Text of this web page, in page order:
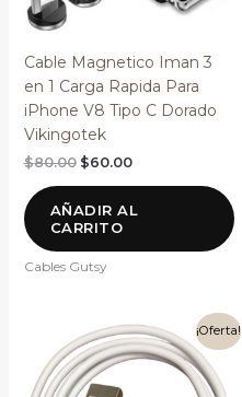
Cable Magnetico Iman 3
en 1 Carga Rapida Para
iPhone V8 Tipo C Dorado
Vikingotek
$80.00 $60.00
AÑADIR AL
CARRITO
Cables Gutsy
¡Oferta!
precio
original
era:
El
precio
actual